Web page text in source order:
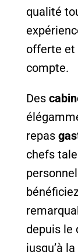
qualité
offerte et
compte.
Des
repas
chefs
depuis le
jusqu’à